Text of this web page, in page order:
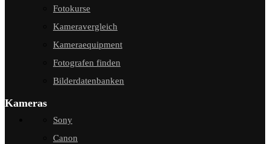
Fotokurse
Kameravergleich
Kameraequipment
Fotografen finden
Bilderdatenbanken
Kameras
Sony
Canon